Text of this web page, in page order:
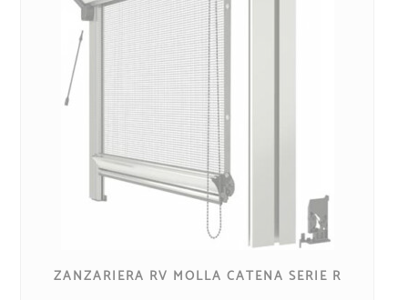
ZANZARIERA RV MOLLA CATENA SERIE R